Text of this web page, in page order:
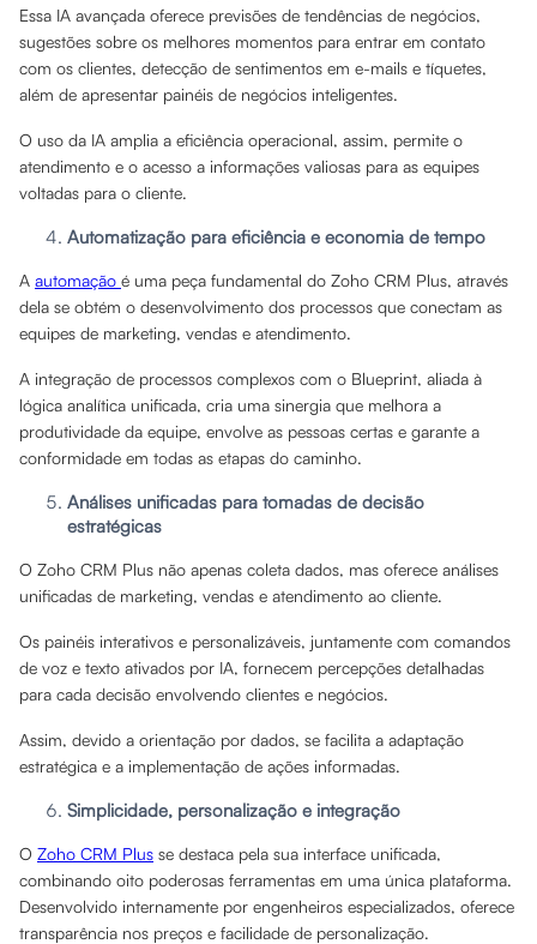
Essa IA avançada oferece previsões de tendências de negócios,
sugestões sobre os melhores momentos para entrar em contato
com os clientes, detecção de sentimentos em e-mails e tíquetes,
além de apresentar painéis de negócios inteligentes.
O uso da IA amplia a eficiência operacional, assim, permite o
atendimento e o acesso a informações valiosas para as equipes
voltadas para o cliente.
Automatização para eficiência e economia de tempo
A automação é uma peça fundamental do Zoho CRM Plus, através
dela se obtém o desenvolvimento dos processos que conectam as
equipes de marketing, vendas e atendimento.
A integração de processos complexos com o Blueprint, aliada à
lógica analítica unificada, cria uma sinergia que melhora a
produtividade da equipe, envolve as pessoas certas e garante a
conformidade em todas as etapas do caminho.
Análises unificadas para tomadas de decisão
estratégicas
O Zoho CRM Plus não apenas coleta dados, mas oferece análises
unificadas de marketing, vendas e atendimento ao cliente.
Os painéis interativos e personalizáveis, juntamente com comandos
de voz e texto ativados por IA, fornecem percepções detalhadas
para cada decisão envolvendo clientes e negócios.
Assim, devido a orientação por dados, se facilita a adaptação
estratégica e a implementação de ações informadas.
Simplicidade, personalização e integração
O Zoho CRM Plus se destaca pela sua interface unificada,
combinando oito poderosas ferramentas em uma única plataforma.
Desenvolvido internamente por engenheiros especializados, oferece
transparência nos preços e facilidade de personalização.